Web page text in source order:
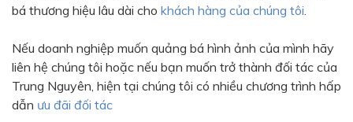
bá thương hiệu lâu dài cho khách hàng của chúng tôi
Nếu doanh nghiệp muốn quảng bá hình ảnh của mình hãy
liên hệ chúng tôi hoặc nếu bạn muốn trở thành đối tác của
Trung Nguyên, hiện tại chúng tôi có nhiều chương trình hấp
dẫn ưu đãi đối tác